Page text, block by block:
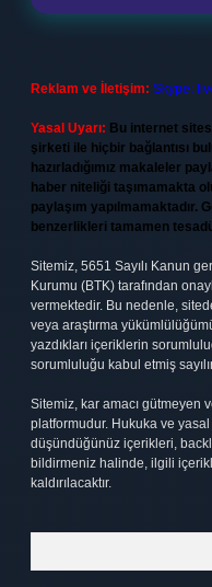
Reklam ve İletişim: Skype:
Yasal Uyarı: Bu internet
şirketi ile hiçbir bağlantısı
hazırladığımız makaleler
haber niteliği taşımamakta
paylaşım yapılmamaktadır.
benzerlikleri tamamen
Sitemiz, 5651 Sayılı Kanun
Kurumu (BTK) tarafından
vermektedir. Bu nedenle,
veya araştırma
yazdıkları içeriklerin
sorumluluğu kabul etmiş
Sitemiz, kar amacı gütmeyen
platformudur. Hukuka ve
düşündüğünüz içerikleri,
bildirmeniz halinde, ilgili
kaldırılacaktır.